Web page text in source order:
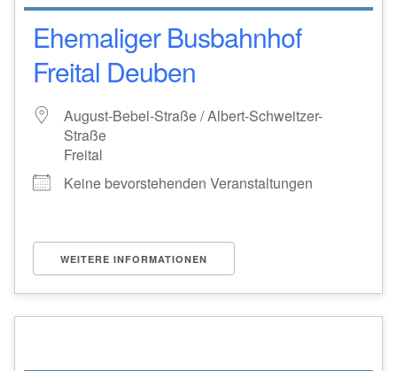
Ehemaliger Busbahnhof
Freital Deuben
August-Bebel-Straße / Albert-Schweitzer-
Straße
Freital
Keine bevorstehenden Veranstaltungen
WEITERE INFORMATIONEN